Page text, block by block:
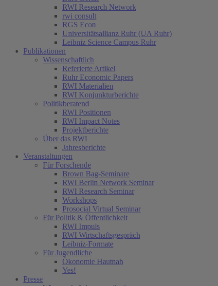
RWI Research Network
rwi consult
RGS Econ
Universitätsallianz Ruhr (UA Ruhr)
Leibniz Science Campus Ruhr
Publikationen
Wissenschaftlich
Referierte Artikel
Ruhr Economic Papers
RWI Materialien
RWI Konjunkturberichte
Politikberatend
RWI Positionen
RWI Impact Notes
Projektberichte
Über das RWI
Jahresberichte
Veranstaltungen
Für Forschende
Brown Bag-Seminare
RWI Berlin Network Seminar
RWI Research Seminar
Workshops
Prosocial Virtual Seminar
Für Politik & Öffentlichkeit
RWI Impuls
RWI Wirtschaftsgespräch
Leibniz-Formate
Für Jugendliche
Ökonomie Hautnah
Yes!
Presse